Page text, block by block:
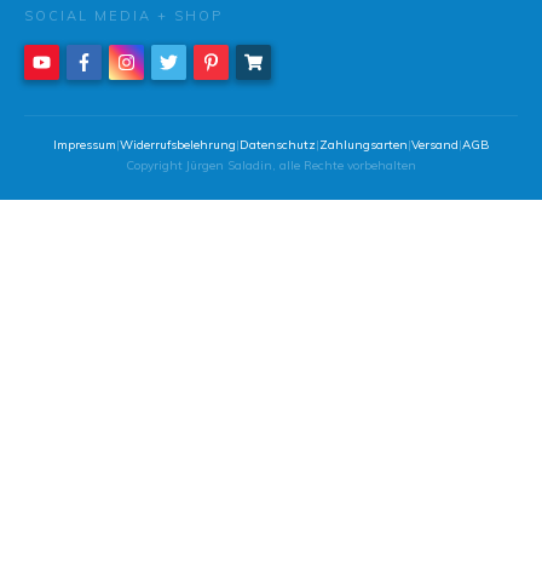
SOCIAL MEDIA + SHOP
Impressum|Widerrufsbelehrung|Datenschutz|Zahlungsarten|Versand|AGB
Copyright Jürgen Saladin, alle Rechte vorbehalten